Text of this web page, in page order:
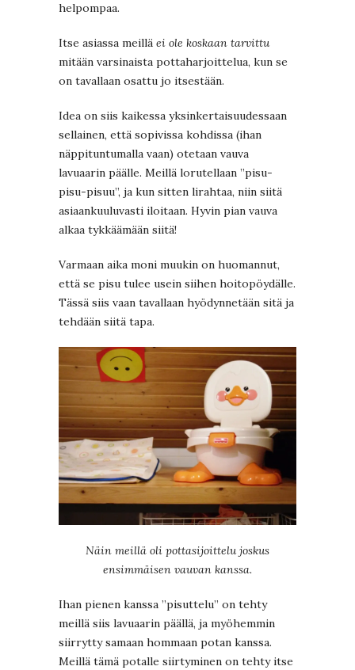
helpompaa.
Itse asiassa meillä ei ole koskaan tarvittu
mitään varsinaista pottaharjoittelua, kun se
on tavallaan osattu jo itsestään.
Idea on siis kaikessa yksinkertaisuudessaan
sellainen, että sopivissa kohdissa (ihan
näppituntumalla vaan) otetaan vauva
lavuaarin päälle. Meillä lorutellaan ”pisu-
pisu-pisuu”, ja kun sitten lirahtaa, niin siitä
asiaankuuluvasti iloitaan. Hyvin pian vauva
alkaa tykkäämään siitä!
Varmaan aika moni muukin on huomannut,
että se pisu tulee usein siihen hoitopöydälle.
Tässä siis vaan tavallaan hyödynnetään sitä ja
tehdään siitä tapa.
Näin meillä oli pottasijoittelu joskus
ensimmäisen vauvan kanssa.
Ihan pienen kanssa ”pisuttelu” on tehty
meillä siis lavuaarin päällä, ja myöhemmin
siirrytty samaan hommaan potan kanssa.
Meillä tämä potalle siirtyminen on tehty itse